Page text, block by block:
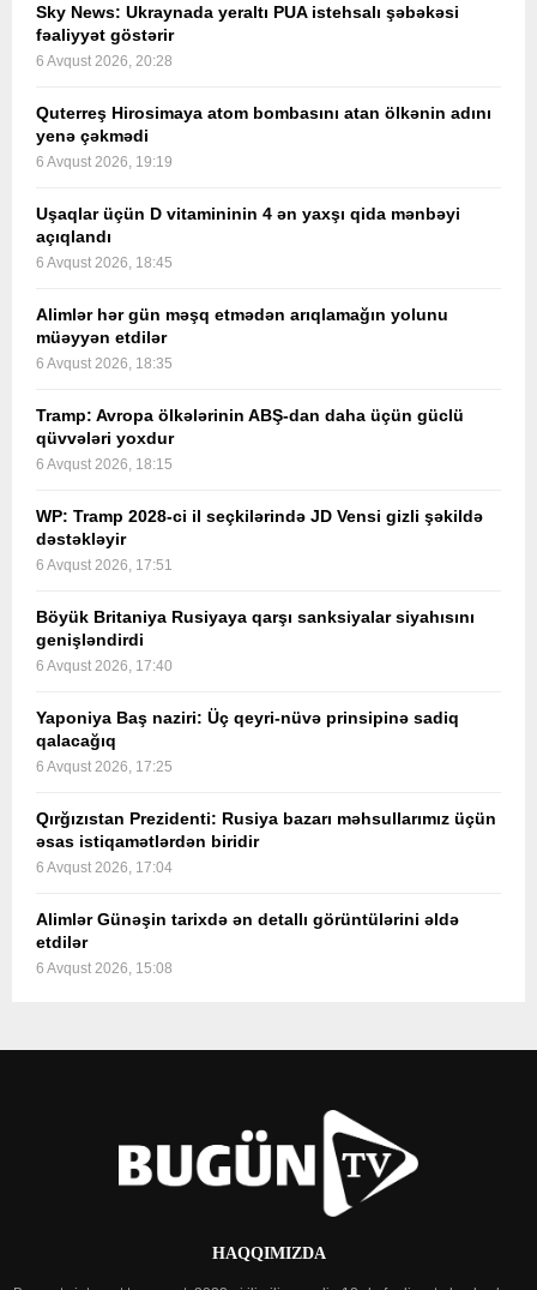
Sky News: Ukraynada yeraltı PUA istehsalı şəbəkəsi
fəaliyyət göstərir
6 Avqust 2026, 20:28
Quterreş Hirosimaya atom bombasını atan ölkənin adını
yenə çəkmədi
6 Avqust 2026, 19:19
Uşaqlar üçün D vitamininin 4 ən yaxşı qida mənbəyi
açıqlandı
6 Avqust 2026, 18:45
Alimlər hər gün məşq etmədən arıqlamağın yolunu
müəyyən etdilər
6 Avqust 2026, 18:35
Tramp: Avropa ölkələrinin ABŞ-dan daha üçün güclü
qüvvələri yoxdur
6 Avqust 2026, 18:15
WP: Tramp 2028-ci il seçkilərində JD Vensi gizli şəkildə
dəstəkləyir
6 Avqust 2026, 17:51
Böyük Britaniya Rusiyaya qarşı sanksiyalar siyahısını
genişləndirdi
6 Avqust 2026, 17:40
Yaponiya Baş naziri: Üç qeyri-nüvə prinsipinə sadiq
qalacağıq
6 Avqust 2026, 17:25
Qırğızıstan Prezidenti: Rusiya bazarı məhsullarımız üçün
əsas istiqamətlərdən biridir
6 Avqust 2026, 17:04
Alimlər Günəşin tarixdə ən detallı görüntülərini əldə
etdilər
6 Avqust 2026, 15:08
HAQQIMIZDA